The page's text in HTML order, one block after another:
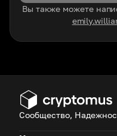
Вы также можете
Сообщество,